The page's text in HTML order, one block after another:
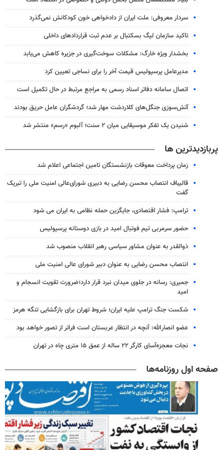
سردار معروفی: ملت ایران از دادخواهی خون کودکانش نمی‌گذرد
تاکید سازمان لیگ بسکتبال بر عدم ثبت قراردادهای داخلی
بخشدار ویژه خارگ: مشکلات سوخت‌گیری در جزیره کاهش می‌یابد
مدیرعامل پرسپولیس قیمت آخر را برای نساجی تعیین کرد
اتصال سامانه دفاتر اسناد رسمی به مراجع مرتبط در حال تکمیل است
آتش‌سوزی جنگل‌های کلاردشت مهار شد؛ گردشگران عامل حریق بودند
شنیدن یک تفکر موسیقایی میان ۲ سنت؛ آلبوم «رسم» منتشر شد
پربازدیدترین ها
زمان پرداخت معوقات بازنشستگان تامین اجتماعی اعلام شد
قالیباف انتصاب محسن رضایی به دبیری شورای‌عالی امنیت ملی را تبریک
گفت
ترامپ: فشار اقتصادی، جایگزین حمله نظامی به ایران می شود
حضور سرمربی تیم فوتبال امید در بازی دوستانه پرسپولیس
ذوالقدر به عنوان مشاور سیاسی رهبر انقلاب منصوب شد
انتصاب محسن رضایی به عنوان دبیر شورای عالی امنیت ملی
جمیری: رسانه‌ در جلوی میدان نبرد قرار دارد؛ضرورت تقویت انسجام و
امید
شکست جنگ ترامپ علیه ایران؛ شروط تهران برای بازگشایی تنگه هرمز
عضو انصارالله: آنچه در انتظار عربستان است فراتر از تصور خواهد بود
نجات معجزه‌آسای کارگر ۲۲ ساله از عمق ۱۵ متری چاه در تهران
صفحه اول روزنامه‌ها